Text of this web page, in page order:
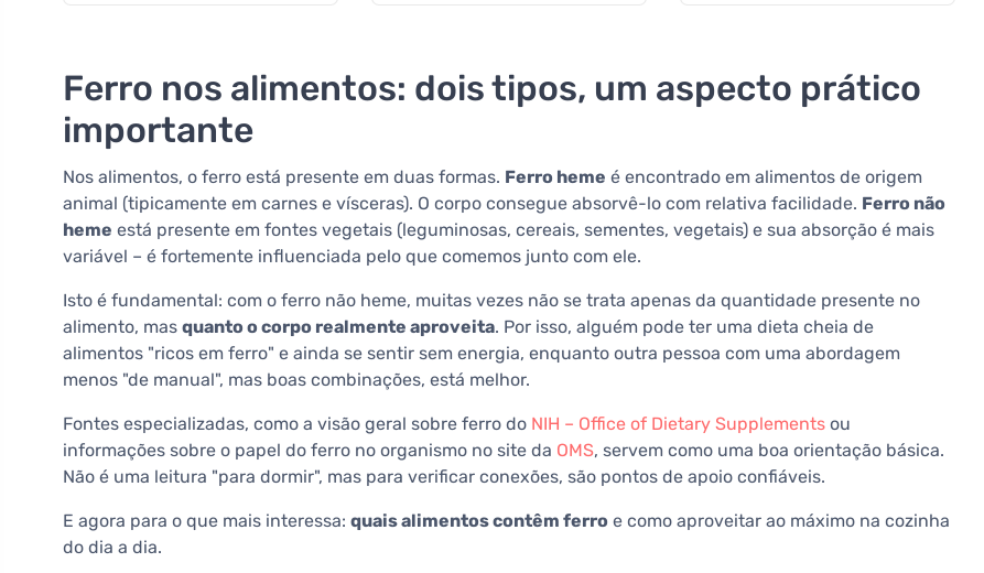
Ferro nos alimentos: dois tipos, um aspecto prático
importante
Nos alimentos, o ferro está presente em duas formas. Ferro heme é encontrado em alimentos de origem
animal (tipicamente em carnes e vísceras). O corpo consegue absorvê-lo com relativa facilidade. Ferro não
heme está presente em fontes vegetais (leguminosas, cereais, sementes, vegetais) e sua absorção é mais
variável – é fortemente influenciada pelo que comemos junto com ele.
Isto é fundamental: com o ferro não heme, muitas vezes não se trata apenas da quantidade presente no
alimento, mas quanto o corpo realmente aproveita. Por isso, alguém pode ter uma dieta cheia de
alimentos "ricos em ferro" e ainda se sentir sem energia, enquanto outra pessoa com uma abordagem
menos "de manual", mas boas combinações, está melhor.
Fontes especializadas, como a visão geral sobre ferro do NIH – Office of Dietary Supplements ou
informações sobre o papel do ferro no organismo no site da OMS, servem como uma boa orientação básica.
Não é uma leitura "para dormir", mas para verificar conexões, são pontos de apoio confiáveis.
E agora para o que mais interessa: quais alimentos contêm ferro e como aproveitar ao máximo na cozinha
do dia a dia.